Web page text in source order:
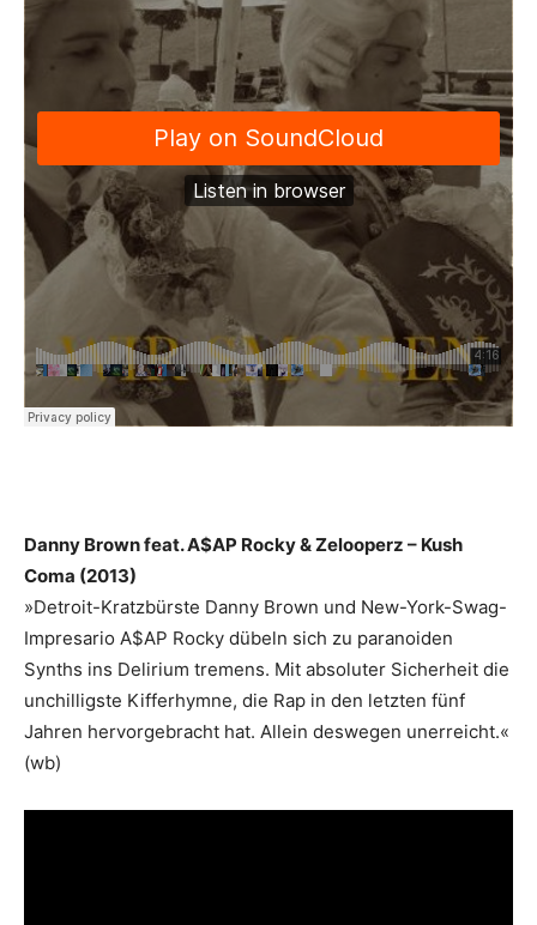
Danny Brown feat. A$AP Rocky & Zelooperz – Kush
Coma (2013)
»Detroit-Kratzbürste Danny Brown und New-York-Swag-
Impresario A$AP Rocky dübeln sich zu paranoiden
Synths ins Delirium tremens. Mit absoluter Sicherheit die
unchilligste Kifferhymne, die Rap in den letzten fünf
Jahren hervorgebracht hat. Allein deswegen unerreicht.«
(wb)